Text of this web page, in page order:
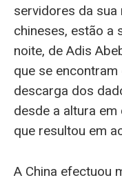
servidores da
chineses, estão a
noite, de Adis
que se encontram
descarga dos
desde a altura
que resultou em
A China efectuou